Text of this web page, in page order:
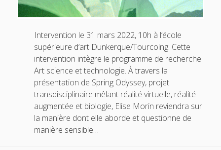
Intervention le 31 mars 2022, 10h à l’école
supérieure d’art Dunkerque/Tourcoing. Cette
intervention intègre le programme de recherche
Art science et technologie. À travers la
présentation de Spring Odyssey, projet
transdisciplinaire mêlant réalité virtuelle, réalité
augmentée et biologie, Elise Morin reviendra sur
la manière dont elle aborde et questionne de
manière sensible…